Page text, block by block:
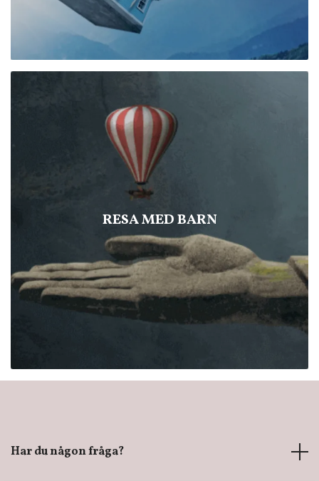
RESA MED BARN
Har du någon fråga?